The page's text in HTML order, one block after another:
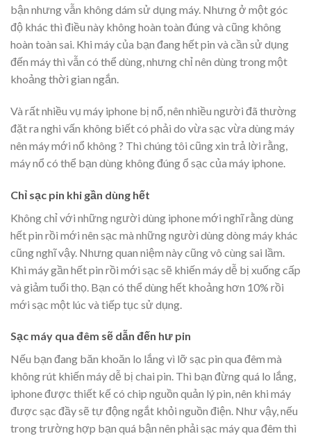
bận nhưng vẫn không dám sử dụng máy. Nhưng ở một góc
độ khác thì điều này không hoàn toàn đúng và cũng không
hoàn toàn sai. Khi máy của bạn đang hết pin và cần sử dụng
đến máy thì vẫn có thể dùng, nhưng chỉ nên dùng trong một
khoảng thời gian ngắn.
Và rất nhiều vụ máy iphone bị nổ, nên nhiều người đã thường
đặt ra nghi vấn không biết có phải do vừa sạc vừa dùng máy
nên máy mới nổ không ? Thì chúng tôi cũng xin trả lời rằng,
máy nổ có thể bạn dùng không đúng ổ sạc của máy iphone.
Chỉ sạc pin khi gần dùng hết
Không chỉ với những người dùng iphone mới nghĩ rằng dùng
hết pin rồi mới nên sạc mà những người dùng dòng máy khác
cũng nghĩ vậy. Nhưng quan niệm này cũng vô cùng sai lầm.
Khi máy gần hết pin rồi mới sạc sẽ khiến máy dễ bị xuống cấp
và giảm tuổi thọ. Bạn có thể dùng hết khoảng hơn 10% rồi
mới sạc một lúc và tiếp tục sử dụng.
Sạc máy qua đêm sẽ dẫn đến hư pin
Nếu bạn đang băn khoăn lo lắng vì lỡ sạc pin qua đêm mà
không rút khiến máy dễ bị chai pin. Thì bạn đừng quá lo lắng,
iphone được thiết kế có chip nguồn quản lý pin, nên khi máy
được sạc đầy sẽ tự động ngắt khỏi nguồn điện. Như vậy, nếu
trong trường hợp bạn quá bận nên phải sạc máy qua đêm thì